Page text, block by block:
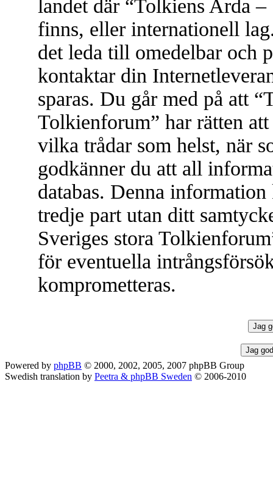
landet där “Tolkiens Arda
finns, eller internationell
det leda till omedelbar och
kontaktar din
sparas. Du går med på att
Tolkienforum” har rätten
vilka trådar som helst, när
godkänner du att all
databas. Denna
tredje part utan ditt
Sveriges stora
för eventuella
komprometteras.
Powered by phpBB © 2000, 2002, 2005, 2007 phpBB Group
Swedish translation by Peetra & phpBB Sweden © 2006-2010